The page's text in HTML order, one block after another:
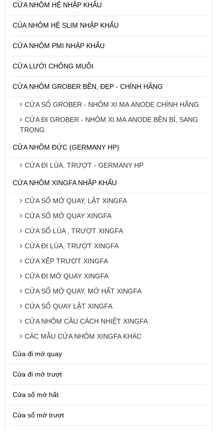
CỬA NHÔM HỆ NHẬP KHẨU
CỦA NHÔM HỆ SLIM NHẬP KHẨU
CỬA NHÔM PMI NHẬP KHẨU
CỬA LƯỚI CHỐNG MUỖI
CỬA NHÔM GROBER BỀN, ĐẸP - CHÍNH HÃNG
CỬA SỔ GROBER - NHÔM XI MẠ ANODE CHÍNH HÃNG
CỬA ĐI GROBER - NHÔM XI MẠ ANODE BỀN BỈ, SANG
TRỌNG.
CỬA NHÔM ĐỨC (GERMANY HP)
CỬA ĐI LÙA, TRƯỢT - GERMANY HP
CỬA NHÔM XINGFA NHẬP KHẨU
CỬA SỔ MỞ QUAY, LẬT XINGFA
CỬA SỔ MỞ QUAY XINGFA
CỬA SỔ LÙA , TRƯỢT XINGFA
CỬA ĐI LÙA, TRƯỢT XINGFA
CỬA XẾP TRƯỢT XINGFA
CỬA ĐI MỞ QUAY XINGFA
CỬA SỔ MỞ QUAY, MỞ HẤT XINGFA
CỬA SỔ QUAY LẬT XINGFA
CỬA NHÔM CẦU CÁCH NHIỆT XINGFA
CÁC MẪU CỬA NHÔM XINGFA KHÁC
Cửa đi mở quay
Cửa đi mở trượt
Cửa sổ mở hất
Cửa sổ mở trượt